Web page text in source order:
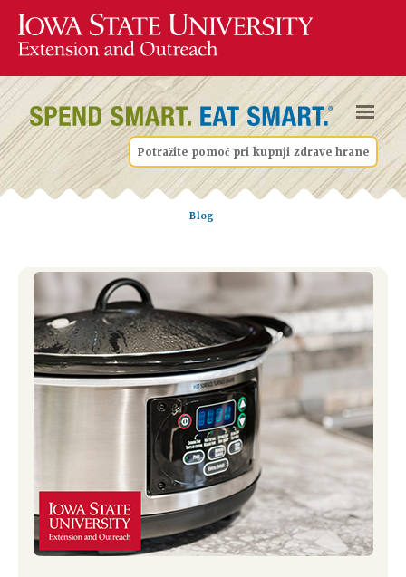
Potražite pomoć pri kupnji zdrave hrane
Blog